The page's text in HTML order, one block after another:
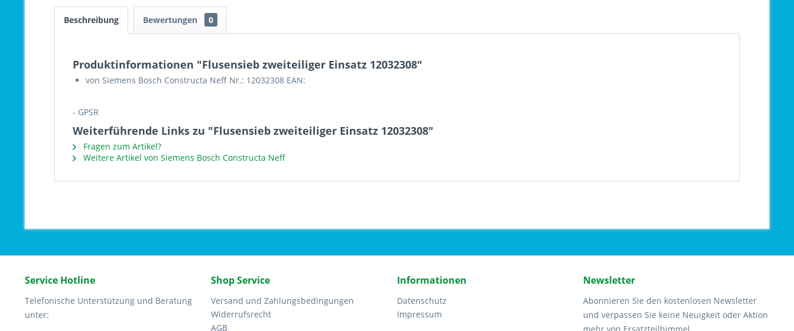
Beschreibung Bewertungen 0
Produktinformationen "Flusensieb zweiteiliger Einsatz 12032308"
von Siemens Bosch Constructa Neff Nr.: 12032308 EAN:
- GPSR
Weiterführende Links zu "Flusensieb zweiteiliger Einsatz 12032308"
Fragen zum Artikel?
Weitere Artikel von Siemens Bosch Constructa Neff
Service Hotline
Telefonische Unterstützung und Beratung
unter:
Shop Service
Versand und Zahlungsbedingungen
Widerrufsrecht
AGB
Informationen
Datenschutz
Impressum
Newsletter
Abonnieren Sie den kostenlosen Newsletter
und verpassen Sie keine Neuigkeit oder Aktion